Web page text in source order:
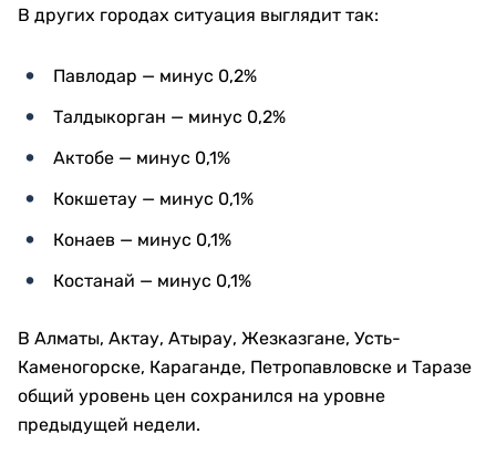
В других городах ситуация выглядит так:
Павлодар — минус 0,2%
Талдыкорган — минус 0,2%
Актобе — минус 0,1%
Кокшетау — минус 0,1%
Конаев — минус 0,1%
Костанай — минус 0,1%
В Алматы, Актау, Атырау, Жезказгане, Усть-
Каменогорске, Караганде, Петропавловске и Таразе
общий уровень цен сохранился на уровне
предыдущей недели.